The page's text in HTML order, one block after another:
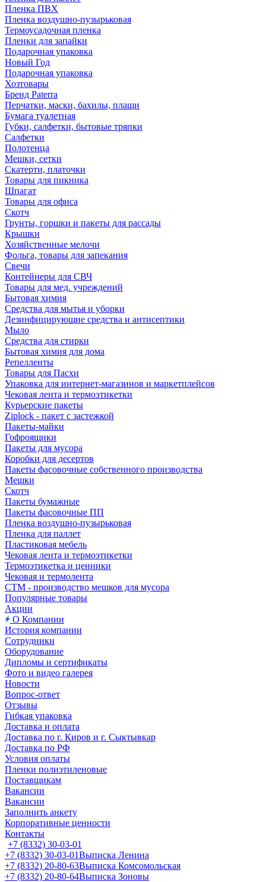
Пленка ПВХ
Пленка воздушно-пузырьковая
Термоусадочная пленка
Пленки для запайки
Подарочная упаковка
Новый Год
Подарочная упаковка
Хозтовары
Бренд Paterra
Перчатки, маски, бахилы, плащи
Бумага туалетная
Губки, салфетки, бытовые тряпки
Салфетки
Полотенца
Мешки, сетки
Скатерти, платочки
Товары для пикника
Шпагат
Товары для офиса
Скотч
Грунты, горшки и пакеты для рассады
Крышки
Хозяйственные мелочи
Фольга, товары для запекания
Свечи
Контейнеры для СВЧ
Товары для мед. учреждений
Бытовая химия
Средства для мытья и уборки
Дезинфицирующие средства и антисептики
Мыло
Средства для стирки
Бытовая химия для дома
Репелленты
Товары для Пасхи
Упаковка для интернет-магазинов и маркетплейсов
Чековая лента и термоэтикетки
Курьерские пакеты
Ziplock - пакет с застежкой
Пакеты-майки
Гофроящики
Пакеты для мусора
Коробки для десертов
Пакеты фасовочные собственного производства
Мешки
Скотч
Пакеты бумажные
Пакеты фасовочные ПП
Пленка воздушно-пузырьковая
Пленка для паллет
Пластиковая мебель
Чековая лента и термоэтикетки
Термоэтикетка и ценники
Чековая и термолента
СТМ - производство мешков для мусора
Популярные товары
Акции
О Компании
История компании
Сотрудники
Оборудование
Дипломы и сертификаты
Фото и видео галерея
Новости
Вопрос-ответ
Отзывы
Гибкая упаковка
Доставка и оплата
Доставка по г. Киров и г. Сыктывкар
Доставка по РФ
Условия оплаты
Пленки полиэтиленовые
Поставщикам
Вакансии
Вакансии
Заполнить анкету
Корпоративные ценности
Контакты
+7 (8332) 30-03-01
+7 (8332) 30-03-01Выписка Ленина
+7 (8332) 20-80-63Выписка Комсомольская
+7 (8332) 20-80-64Выписка Зоновы